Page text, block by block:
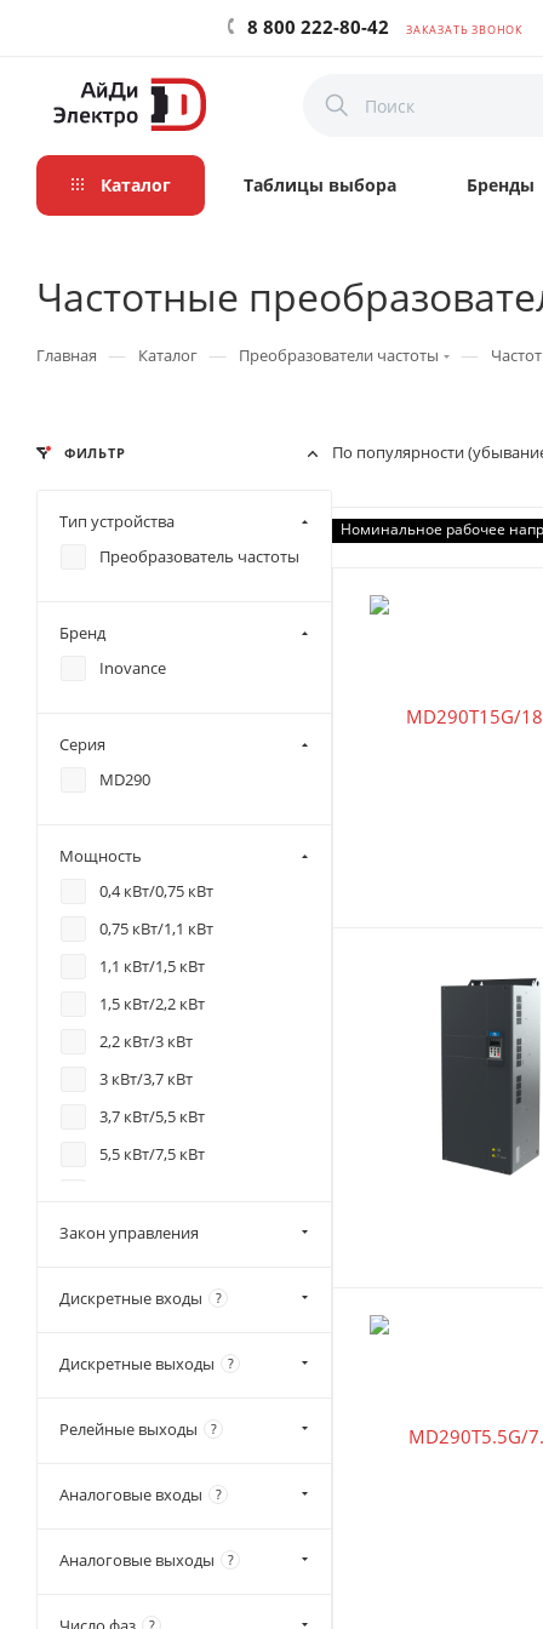
8 800 222-80-42 ЗАКАЗАТЬ ЗВОНОК
Каталог Таблицы выбора Бренды
Частотные
Главная — Каталог — Преобразователи частоты —
По популярности
Номинальное рабочее
ФИЛЬТР
Тип устройства
Преобразователь частоты
Бренд
Inovance
Серия
MD290
Мощность
0,4 кВт/0,75 кВт
0,75 кВт/1,1 кВт
1,1 кВт/1,5 кВт
1,5 кВт/2,2 кВт
2,2 кВт/3 кВт
3 кВт/3,7 кВт
3,7 кВт/5,5 кВт
5,5 кВт/7,5 кВт
15 кВт
18,5 кВт/22 кВт
55 кВт/75 кВт
90 кВт/110 кВт
Закон управления
Дискретные входы ?
Дискретные выходы ?
Релейные выходы ?
Аналоговые входы ?
Аналоговые выходы ?
?